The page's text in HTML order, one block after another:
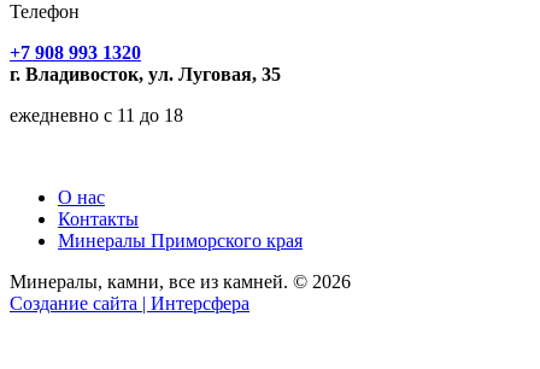
Телефон
+7 908 993 1320
г. Владивосток, ул. Луговая, 35
ежедневно с 11 до 18
О нас
Контакты
Минералы Приморского края
Минералы, камни, все из камней. © 2026
Создание сайта | Интерсфера